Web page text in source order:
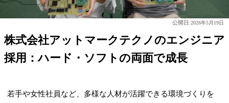
公開日:2026年5月19日
株式会社アットマークテクノのエンジニア
採用：ハード・ソフトの両面で成長
若手や女性社員など、多様な人材が活躍できる環境づくりを